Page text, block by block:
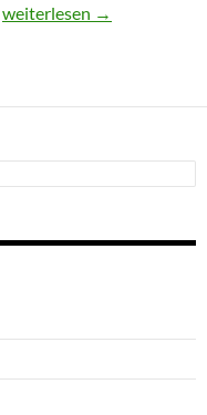
Bilddatenbank mit
weiterlesen →